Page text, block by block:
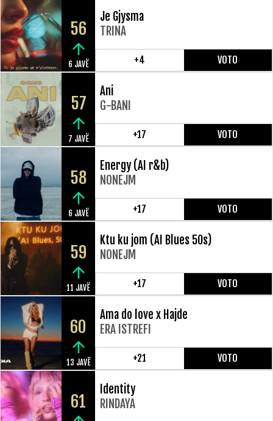
56
6 JAVË
Je Gjysma
TRINA
+4 VOTO
57
7 JAVË
Ani
G-BANI
+17 VOTO
58
6 JAVË
Energy (AI r&b)
NONEJM
+17 VOTO
59
11 JAVË
Ktu ku jom (AI Blues 50s)
NONEJM
+17 VOTO
60
13 JAVË
Ama do love x Hajde
ERA ISTREFI
+21 VOTO
61
Identity
RINDAYA